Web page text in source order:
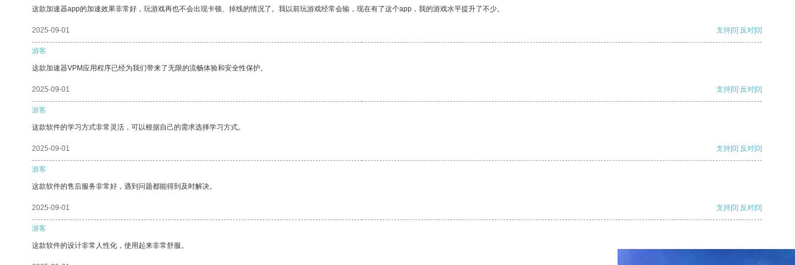
这款加速器app的加速效果非常好，玩游戏再也不会出现卡顿、掉线的情况了。我以前玩游戏经常会输，现在有了这个app，我的游戏水平提升了不少。
2025-09-01 支持[0] 反对[0]
游客
这款加速器VPM应用程序已经为我们带来了无限的流畅体验和安全性保护。
2025-09-01 支持[0] 反对[0]
游客
这款软件的学习方式非常灵活，可以根据自己的需求选择学习方式。
2025-09-01 支持[0] 反对[0]
游客
这款软件的售后服务非常好，遇到问题都能得到及时解决。
2025-09-01 支持[0] 反对[0]
游客
这款软件的设计非常人性化，使用起来非常舒服。